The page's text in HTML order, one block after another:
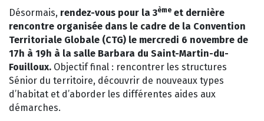
Désormais, rendez-vous pour la 3ème et dernière
rencontre organisée dans le cadre de la Convention
Territoriale Globale (CTG) le mercredi 6 novembre de
17h à 19h à la salle Barbara du Saint-Martin-du-
Fouilloux. Objectif final : rencontrer les structures
Sénior du territoire, découvrir de nouveaux types
d’habitat et d’aborder les différentes aides aux
démarches.